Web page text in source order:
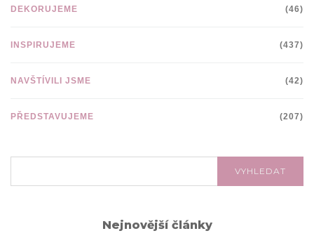
DEKORUJEME (46)
INSPIRUJEME (437)
NAVŠTÍVILI JSME (42)
PŘEDSTAVUJEME (207)
VYHLEDAT
Nejnovější články